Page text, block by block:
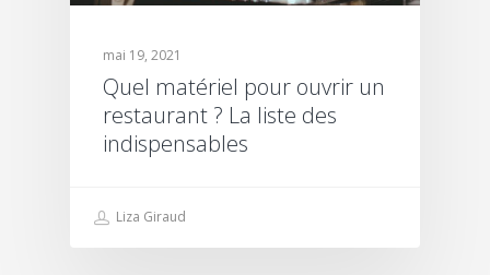
mai 19, 2021
Quel matériel pour ouvrir un
restaurant ? La liste des
indispensables
Liza Giraud